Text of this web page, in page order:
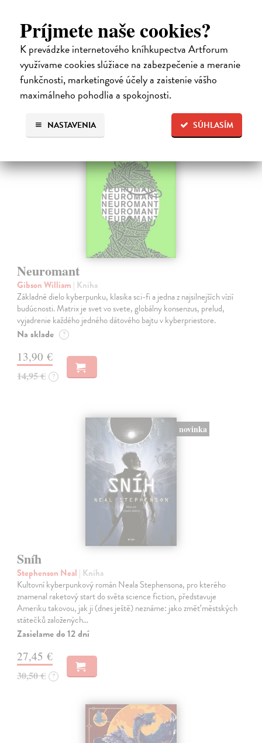
Príjmete naše cookies?
K prevádzke internetového kníhkupectva Artforum
využívame cookies slúžiace na zabezpečenie a meranie
funkčnosti, marketingové účely a zaistenie vášho
maximálneho pohodlia a spokojnosti.
SÚHLASÍM
NASTAVENIA
sveta. Zlo predstavuje Morgoth, najhorší zo všetkých, vodca
obrovských armád, ktoré riadi zo svojej železnej pevnosti.
Na sklade ?
18,55 €
19,95 € ?
na sklade
Neuromant
Gibson William | Kniha
Základné dielo kyberpunku, klasika sci-fi a jedna z najsilnejších vízií
budúcnosti. Matrix je svet vo svete, globálny konsenzus, prelud,
vyjadrenie každého jedného dátového bajtu v kyberpriestore.
Na sklade ?
13,90 €
14,95 € ?
novinka
Sníh
Stephenson Neal | Kniha
Kultovní kyberpunkový román Neala Stephensona, pro kterého
znamenal raketový start do světa science fiction, představuje
Ameriku takovou, jak ji (dnes ještě) neznáme: jako změť městských
státečků založených…
Zasielame do 12 dní
27,45 €
30,50 € ?